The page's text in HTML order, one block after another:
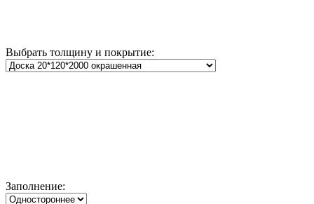
Выбрать толщину и покрытие:
Заполнение: